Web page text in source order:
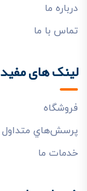
درباره ما
تماس با ما
لینک های مفید
فروشگاه
پرسش‌هاي متداول
خدمات ما